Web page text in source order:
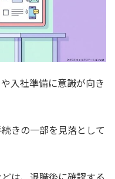
入社準備に意識が向き
きの一部を見落として